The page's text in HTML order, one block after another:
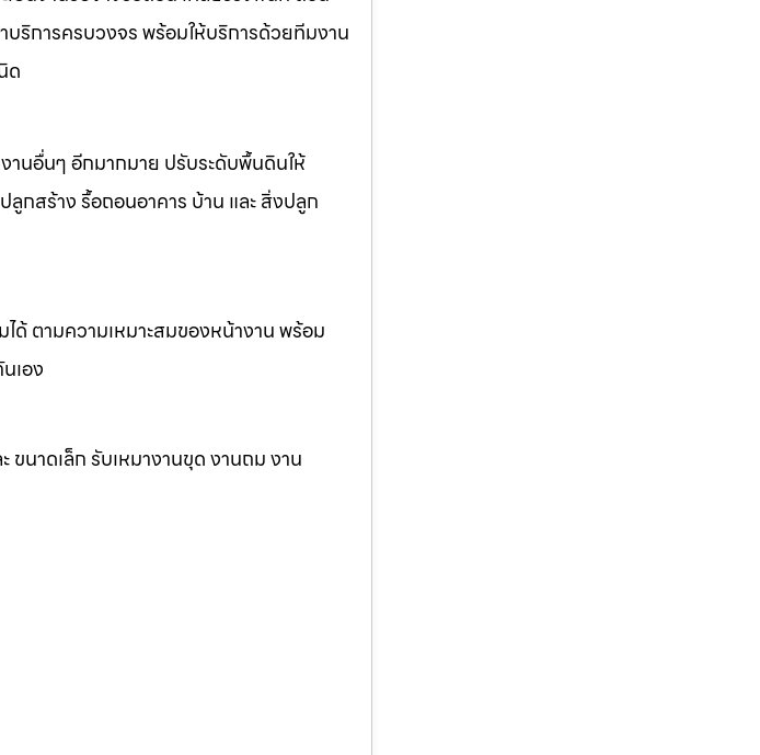
ริการครบวงจร พร้อมให้บริการด้วยทีมงาน
ด
งานอื่นๆ อีกมากมาย ปรับระดับพื้นดินให้
กสร้าง รื้อถอนอาคาร บ้าน และ สิ่งปลูก
ด้ ตามความเหมาะสมของหน้างาน พร้อม
เอง
นาดเล็ก รับเหมางานขุด งานถม งาน